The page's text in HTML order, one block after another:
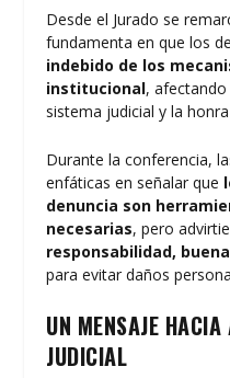
Desde el Jurado se
fundamenta en que los
indebido de los
institucional,
sistema judicial y la
Durante la conferencia,
enfáticas en señalar que
denuncia son
necesarias, pero
responsabilidad,
para evitar daños
UN MENSAJE
JUDICIAL